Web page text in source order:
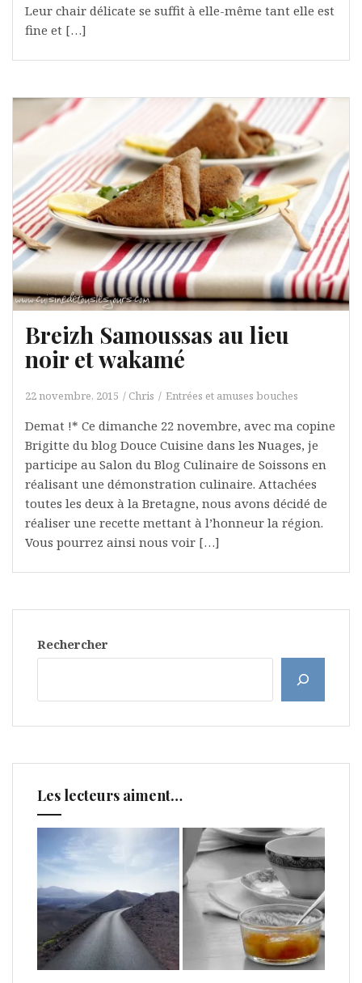
Leur chair délicate se suffit à elle-même tant elle est
fine et […]
Breizh Samoussas au lieu
noir et wakamé
22 novembre, 2015 Chris Entrées et amuses bouches
Demat !* Ce dimanche 22 novembre, avec ma copine
Brigitte du blog Douce Cuisine dans les Nuages, je
participe au Salon du Blog Culinaire de Soissons en
réalisant une démonstration culinaire. Attachées
toutes les deux à la Bretagne, nous avons décidé de
réaliser une recette mettant à l’honneur la région.
Vous pourrez ainsi nous voir […]
Rechercher
Les lecteurs aiment…